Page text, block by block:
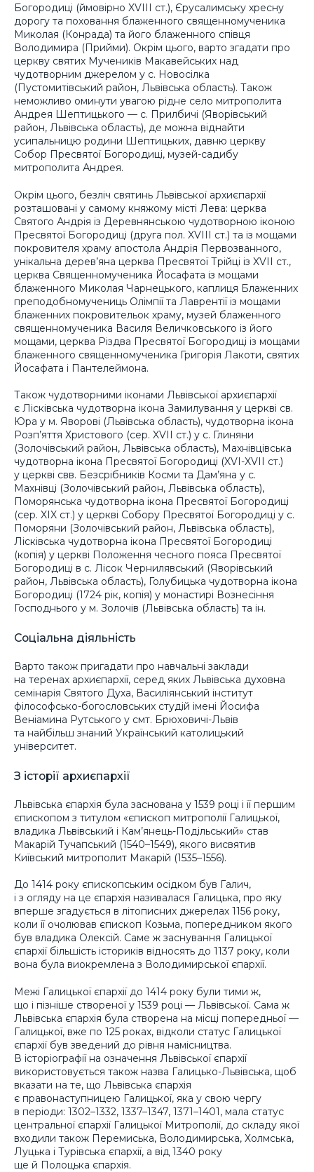
Богородиці (ймовірно XVIII ст.), Єрусалимську хресну
дорогу та поховання блаженного священномученика
Миколая (Конрада) та його блаженного співця
Володимира (Прийми). Окрім цього, варто згадати про
церкву святих Мучеників Макавейських над
чудотворним джерелом у с. Новосілка
(Пустомитівський район, Львівська область). Також
неможливо оминути увагою рідне село митрополита
Андрея Шептицького — с. Прилбичі (Яворівський
район, Львівська область), де можна віднайти
усипальницю родини Шептицьких, давню церкву
Собор Пресвятої Богородиці, музей-садибу
митрополита Андрея.
Окрім цього, безліч святинь Львівської архиєпархії
розташовані у самому княжому місті Лева: церква
Святого Андрія із Деревнянською чудотворною іконою
Пресвятої Богородиці (друга пол. XVIII ст.) та із мощами
покровителя храму апостола Андрія Первозванного,
унікальна дерев’яна церква Пресвятої Трійці із XVII ст.,
церква Священномученика Йосафата із мощами
блаженного Миколая Чарнецького, каплиця Блаженних
преподобномучениць Олімпії та Лаврентії із мощами
блаженних покровительок храму, музей блаженного
священномученика Василя Величковського із його
мощами, церква Різдва Пресвятої Богородиці із мощами
блаженного священномученика Григорія Лакоти, святих
Йосафата і Пантелеймона.
Також чудотворними іконами Львівської архиєпархії
є Лісківська чудотворна ікона Замилування у церкві св.
Юра у м. Яворові (Львівська область), чудотворна ікона
Розп’яття Христового (сер. XVII ст.) у с. Глиняни
(Золочівський район, Львівська область), Махнівцівська
чудотворна ікона Пресвятої Богородиці (XVI-XVII ст.)
у церкві свв. Безсрібників Косми та Дам’яна у с.
Махнівці (Золочівський район, Львівська область),
Поморянська чудотворна ікона Пресвятої Богородиці
(сер. XIX ст.) у церкві Собору Пресвятої Богородиці у с.
Поморяни (Золочівський район, Львівська область),
Лісківська чудотворна ікона Пресвятої Богородиці
(копія) у церкві Положення чесного пояса Пресвятої
Богородиці в с. Лісок Чернилявський (Яворівський
район, Львівська область), Голубицька чудотворна ікона
Богородиці (1724 рік, копія) у монастирі Вознесіння
Господнього у м. Золочів (Львівська область) та ін.
Соціальна діяльність
Варто також пригадати про навчальні заклади
на теренах архиєпархії, серед яких Львівська духовна
семінарія Святого Духа, Василіянський інститут
філософсько-богословських студій імені Йосифа
Веніамина Рутського у смт. Брюховичі-Львів
та найбільш знаний Український католицький
університет.
З історії архиєпархії
Львівська єпархія була заснована у 1539 році і її першим
єпископом з титулом «єпископ митрополії Галицької,
владика Львівський і Кам’янець-Подільський» став
Макарій Тучапський (1540–1549), якого висвятив
Київський митрополит Макарій (1535–1556).
До 1414 року єпископським осідком був Галич,
і з огляду на це єпархія називалася Галицька, про яку
вперше згадується в літописних джерелах 1156 року,
коли її очолював єпископ Козьма, попередником якого
був владика Олексій. Саме ж заснування Галицької
єпархії більшість істориків відносять до 1137 року, коли
вона була виокремлена з Володимирської єпархії.
Межі Галицької єпархії до 1414 року були тими ж,
що і пізніше створеної у 1539 році — Львівської. Сама ж
Львівська єпархія була створена на місці попередньої —
Галицької, вже по 125 роках, відколи статус Галицької
єпархії був зведений до рівня намісництва.
В історіографії на означення Львівської єпархії
використовується також назва Галицько-Львівська, щоб
вказати на те, що Львівська єпархія
є правонаступницею Галицької, яка у свою чергу
в періоди: 1302–1332, 1337–1347, 1371–1401, мала статус
центральної єпархії Галицької Митрополії, до складу якої
входили також Перемиська, Володимирська, Холмська,
Луцька і Турівська єпархії, а від 1340 року
ще й Полоцька єпархія.